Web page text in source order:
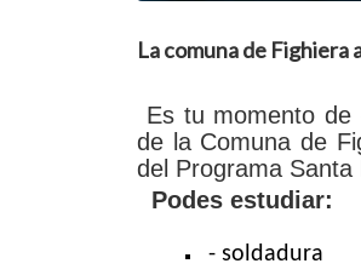
La comuna de Fighiera
Es tu momento de
de la Comuna de
del Programa
Podes estudiar:
- soldadura